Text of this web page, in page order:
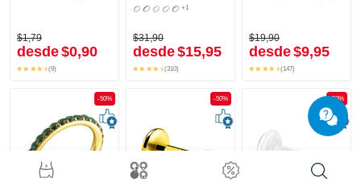
$1,79
desde$0,90
(9)
+1
$31,90
desde$15,95
(310)
$19,90
desde$9,95
(147)
-50% -50% -50%